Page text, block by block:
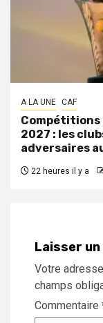
A LA UNE CAF
2027 : les
adversaires
22 heures il y a
Laisser
Votre
champs
Commentaire